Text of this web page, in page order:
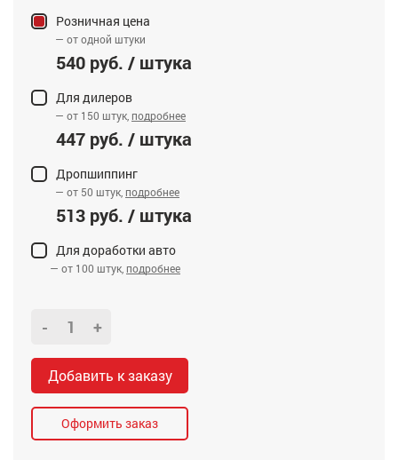
Розничная цена
— от одной штуки
540 руб. / штука
Для дилеров
— от 150 штук, подробнее
447 руб. / штука
Дропшиппинг
— от 50 штук, подробнее
513 руб. / штука
Для доработки авто
— от 100 штук, подробнее
- +
Добавить к заказу
Оформить заказ